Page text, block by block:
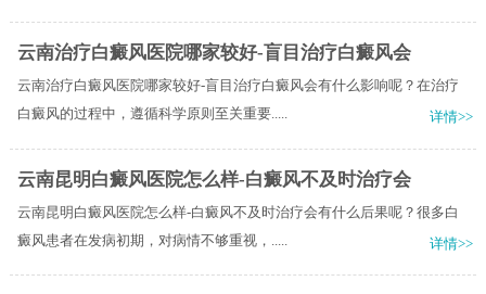
云南治疗白癜风医院哪家较好-盲目治疗白癜风会
云南治疗白癜风医院哪家较好-盲目治疗白癜风会有什么影响呢？在治疗
白癜风的过程中，遵循科学原则至关重要.....
详情>>
云南昆明白癜风医院怎么样-白癜风不及时治疗会
云南昆明白癜风医院怎么样-白癜风不及时治疗会有什么后果呢？很多白
癜风患者在发病初期，对病情不够重视，.....
详情>>